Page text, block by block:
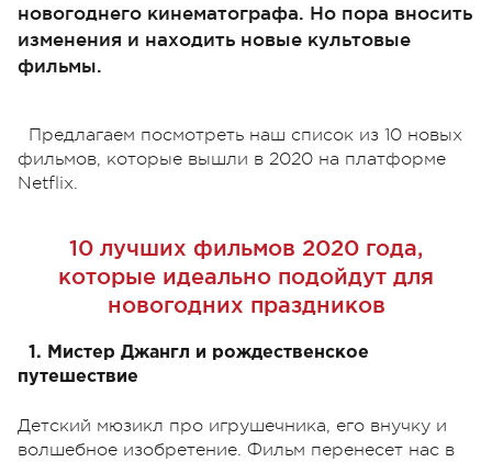
новогоднего кинематографа. Но пора вносить
изменения и находить новые культовые
фильмы.
Предлагаем посмотреть наш список из 10 новых
фильмов, которые вышли в 2020 на платформе
Netflix.
10 лучших фильмов 2020 года,
которые идеально подойдут для
новогодних праздников
1. Мистер Джангл и рождественское
путешествие
Детский мюзикл про игрушечника, его внучку и
волшебное изобретение. Фильм перенесет нас в